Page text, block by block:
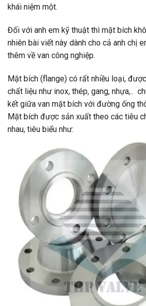
khái niệm một.
Đối với anh em kỹ thuật thì mặt bích
nhiên bài viết này dành cho cả anh chị
thêm về van công nghiệp.
Mặt bích (flange) có rất nhiều loại,
chất liệu như inox, thép, gang, nhựa,..
kết giữa van mặt bích với đường ống
Mặt bích được sản xuất theo các tiêu
nhau, tiêu biểu như: